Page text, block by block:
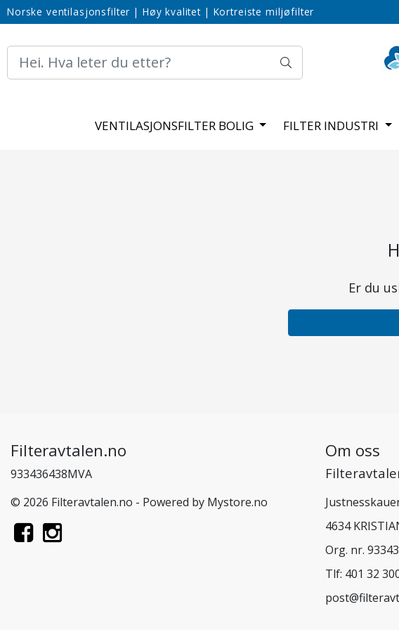
Norske ventilasjonsfilter | Høy kvalitet | Kortreiste miljøfilter
VENTILASJONSFILTER BOLIG FILTER INDUSTRI
Er du
Filteravtalen.no
933436438MVA
© 2026 Filteravtalen.no - Powered by Mystore.no
Om oss
4634
Org. nr.
Tlf: 401 32